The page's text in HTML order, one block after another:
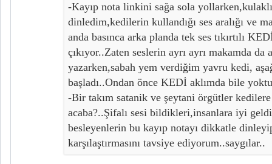
-Kayıp nota linkini sağa sola
dinledim,kedilerin kullandığı ses aralığı ve
anda basınca arka planda tek ses tıkırtılı
çıkıyor..Zaten seslerin ayrı ayrı makamda da
yazarken,sabah yem verdiğim yavru kedi,
başladı..Ondan önce KEDİ aklımda bile
-Bir takım satanik ve şeytani örgütler
acaba?..Şifalı sesi bildikleri,insanlara iyi
besleyenlerin bu kayıp notayı dikkatle
karşılaştırmasını tavsiye ediyorum..saygılar..